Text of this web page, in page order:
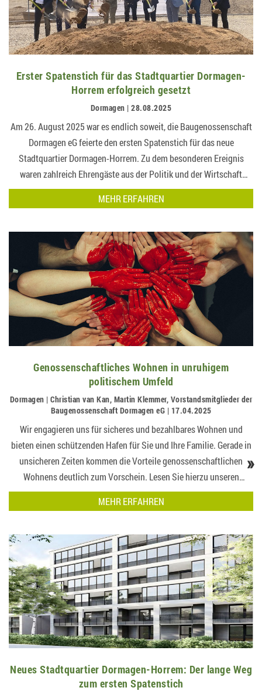
Erster Spatenstich für das Stadtquartier Dormagen-
Horrem erfolgreich gesetzt
Dormagen | 28.08.2025
Am 26. August 2025 war es endlich soweit, die Baugenossenschaft
Dormagen eG feierte den ersten Spatenstich für das neue
Stadtquartier Dormagen-Horrem. Zu dem besonderen Ereignis
waren zahlreich Ehrengäste aus der Politik und der Wirtschaft
erschienen, daunter auch Bürgermeister von Dormagen Erik
Lierenfeld….
MEHR ERFAHREN
Genossenschaftliches Wohnen in unruhigem
politischem Umfeld
Dormagen | Christian van Kan, Martin Klemmer, Vorstandsmitglieder der
Baugenossenschaft Dormagen eG | 17.04.2025
Wir engagieren uns für sicheres und bezahlbares Wohnen und
bieten einen schützenden Hafen für Sie und Ihre Familie. Gerade in
unsicheren Zeiten kommen die Vorteile genossenschaftlichen
Wohnens deutlich zum Vorschein. Lesen Sie hierzu unseren
Titelbeitrag „Baugenossenschaft Dormagen heute – Leben und
Wohnen in bewegten Zeiten…
MEHR ERFAHREN
Neues Stadtquartier Dormagen-Horrem: Der lange Weg
zum ersten Spatenstich
»